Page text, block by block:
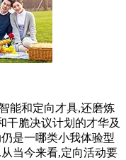
能和定向才具,还磨炼
干脆决议计划的才华及
是一哪类小我体验型
当今来看,定向活动要